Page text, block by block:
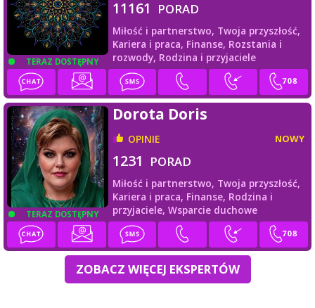
TERAZ DOSTĘPNY
11161 PORAD
Miłość i partnerstwo, Twoja przyszłość,
Kariera i praca, Finanse, Rozstania i
rozwody, Rodzina i przyjaciele
TERAZ DOSTĘPNY
Dorota Doris
OPINIE NOWY
1231 PORAD
Miłość i partnerstwo, Twoja przyszłość,
Kariera i praca, Finanse, Rodzina i
przyjaciele, Wsparcie duchowe
ZOBACZ WIĘCEJ EKSPERTÓW